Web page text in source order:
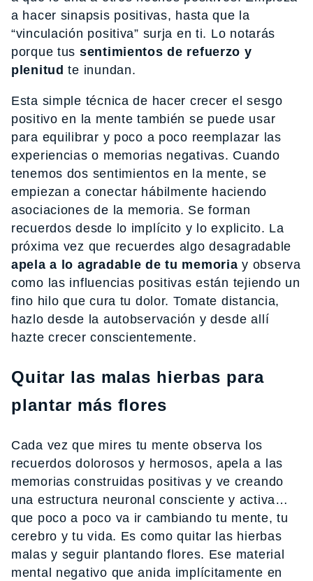
a hacer sinapsis positivas, hasta que la
“vinculación positiva” surja en ti. Lo notarás
porque tus sentimientos de refuerzo y
plenitud te inundan.
Esta simple técnica de hacer crecer el sesgo
positivo en la mente también se puede usar
para equilibrar y poco a poco reemplazar las
experiencias o memorias negativas. Cuando
tenemos dos sentimientos en la mente, se
empiezan a conectar hábilmente haciendo
asociaciones de la memoria. Se forman
recuerdos desde lo implícito y lo explicito. La
próxima vez que recuerdes algo desagradable
apela a lo agradable de tu memoria y observa
como las influencias positivas están tejiendo un
fino hilo que cura tu dolor. Tomate distancia,
hazlo desde la autobservación y desde allí
hazte crecer conscientemente.
Quitar las malas hierbas para
plantar más flores
Cada vez que mires tu mente observa los
recuerdos dolorosos y hermosos, apela a las
memorias construidas positivas y ve creando
una estructura neuronal consciente y activa…
que poco a poco va ir cambiando tu mente, tu
cerebro y tu vida. Es como quitar las hierbas
malas y seguir plantando flores. Ese material
mental negativo que anida implícitamente en